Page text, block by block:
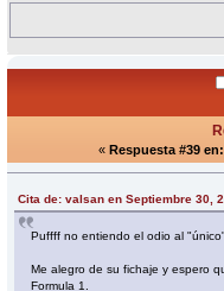
« Respuesta #39 en:
Cita de: valsan en Septiembre 30,
Puffff no entiendo el odio al
Me alegro de su fichaje y espero
Formula 1.